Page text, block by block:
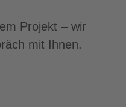
Projekt – wir
mit Ihnen.